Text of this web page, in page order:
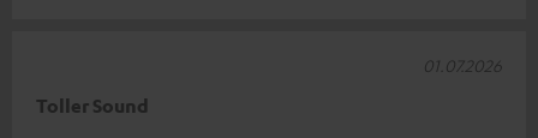
Toller Sound
01.07.2026